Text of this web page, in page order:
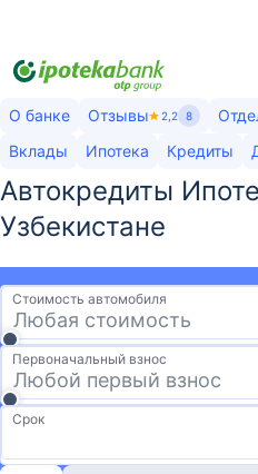
О банке Отзывы 2,2 8
Вклады Ипотека Кредиты
Автокредиты
Узбекистане
Стоимость автомобиля
Первоначальный взнос
Срок